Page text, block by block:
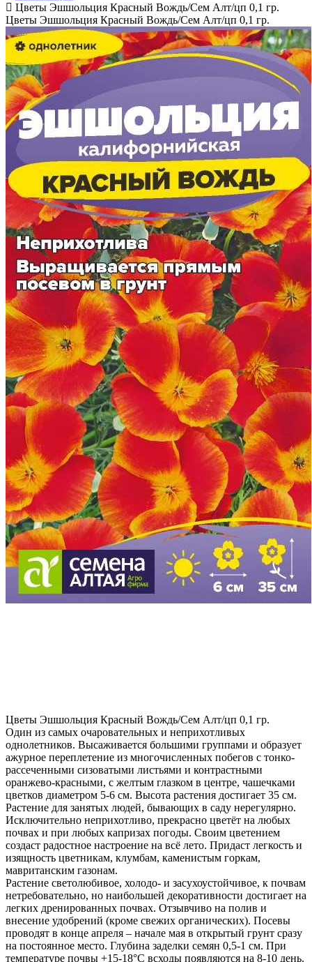
Цветы Эшшольция Красный Вождь/Сем Алт/цп 0,1 гр.
Цветы Эшшольция Красный Вождь/Сем Алт/цп 0,1 гр.
Цветы Эшшольция Красный Вождь/Сем Алт/цп 0,1 гр.
Один из самых очаровательных и неприхотливых
однолетников. Высаживается большими группами и образует
ажурное переплетение из многочисленных побегов с тонко-
рассеченными сизоватыми листьями и контрастными
оранжево-красными, с желтым глазком в центре, чашечками
цветков диаметром 5-6 см. Высота растения достигает 35 см.
Растение для занятых людей, бывающих в саду нерегулярно.
Исключительно неприхотливо, прекрасно цветёт на любых
почвах и при любых капризах погоды. Своим цветением
создаст радостное настроение на всё лето. Придаст легкость и
изящность цветникам, клумбам, каменистым горкам,
мавританским газонам.
Растение светолюбивое, холодо- и засухоустойчивое, к почвам
нетребовательно, но наибольшей декоративности достигает на
легких дренированных почвах. Отзывчиво на полив и
внесение удобрений (кроме свежих органических). Посевы
проводят в конце апреля – начале мая в открытый грунт сразу
на постоянное место. Глубина заделки семян 0,5-1 см. При
температуре почвы +15-18°С всходы появляются на 8-10 день.